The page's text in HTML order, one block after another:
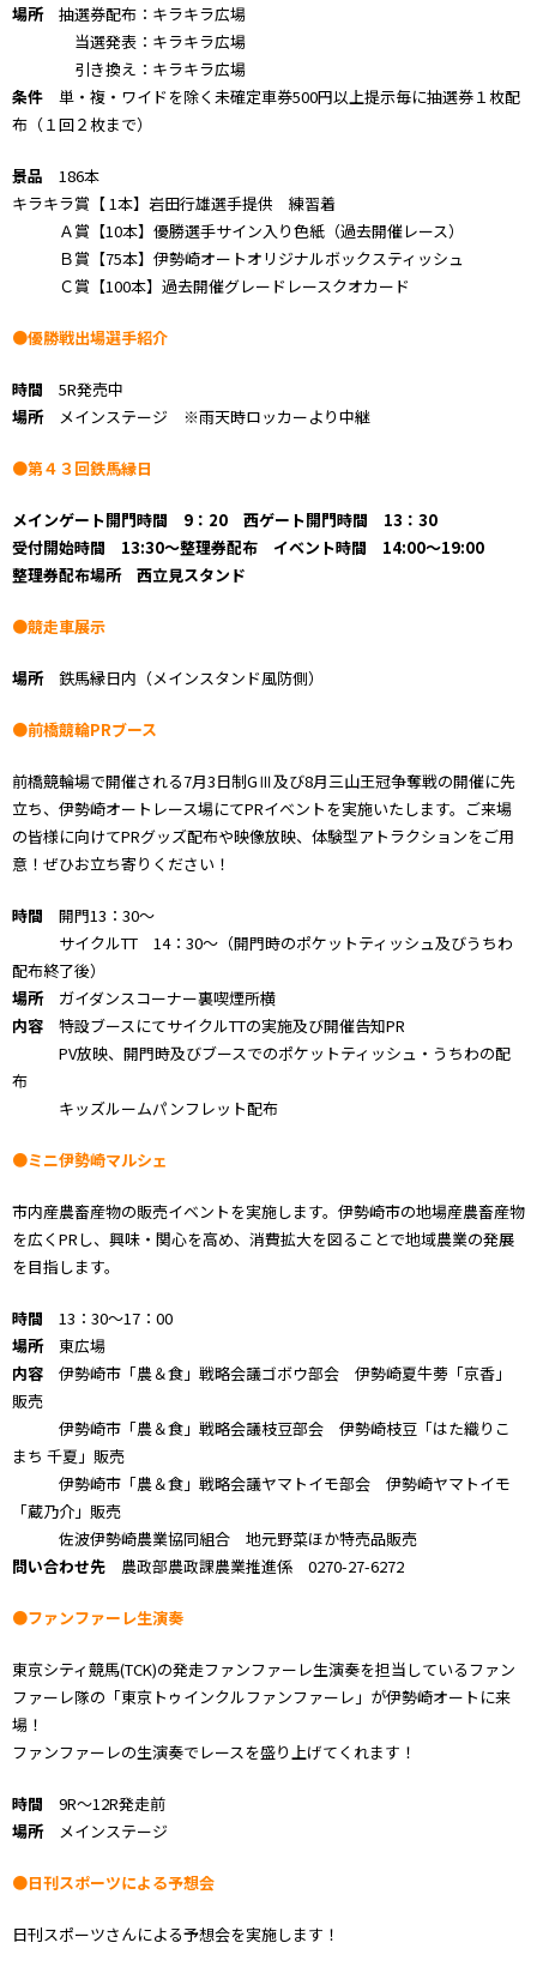
場所抽選券配布：キラキラ広場
当選発表：キラキラ広場
引き換え：キラキラ広場
条件 単・複・ワイドを除く未確定車券500円以上提示毎に抽選券１枚配
布（１回２枚まで）
景品 186本
キラキラ賞【 1本】岩田行雄選手提供 練習着
Ａ賞【10本】優勝選手サイン入り色紙（過去開催レース）
Ｂ賞【75本】伊勢崎オートオリジナルボックスティッシュ
Ｃ賞【100本】過去開催グレードレースクオカード
●優勝戦出場選手紹介
時間 5R発売中
場所メインステージ ※雨天時ロッカーより中継
●第４３回鉄馬縁日
メインゲート開門時間 9：20 西ゲート開門時間 13：30
受付開始時間
13:30～整理券配布 イベント時間
14:00～19:00
整理券配布場所 西立見スタンド
●競走車展示
場所鉄馬縁日内（メインスタンド風防側）
●前橋競輪PRブース
前橋競輪場で開催される7月3日制GⅢ及び8月三山王冠争奪戦の開催に先
立ち、伊勢崎オートレース場にてPRイベントを実施いたします。ご来場
の皆様に向けてPRグッズ配布や映像放映、体験型アトラクションをご用
意！ぜひお立ち寄りください！
時間 開門13：30～
サイクルTT 14：30～（開門時のポケットティッシュ及びうちわ
配布終了後）
場所 ガイダンスコーナー裏喫煙所横
内容 特設ブースにてサイクルTTの実施及び開催告知PR
PV放映、開門時及びブースでのポケットティッシュ・うちわの配
布
キッズルームパンフレット配布
●ミニ伊勢崎マルシェ
市内産農畜産物の販売イベントを実施します。伊勢崎市の地場産農畜産物
を広くPRし、興味・関心を高め、消費拡大を図ることで地域農業の発展
を目指します。
時間 13：30～17：00
場所 東広場
内容 伊勢崎市「農＆食」戦略会議ゴボウ部会
伊勢崎夏牛蒡「京香」
販売
伊勢崎市「農＆食」戦略会議枝豆部会 伊勢崎枝豆「はた織りこ
まち 千夏」販売
伊勢崎市「農＆食」戦略会議ヤマトイモ部会 伊勢崎ヤマトイモ
「蔵乃介」販売
佐波伊勢崎農業協同組合 地元野菜ほか特売品販売
問い合わせ先 農政部農政課農業推進係 0270-27-6272
●ファンファーレ生演奏
東京シティ競馬(TCK)の発走ファンファーレ生演奏を担当しているファン
ファーレ隊の「東京トゥインクルファンファーレ」が伊勢崎オートに来
場！
ファンファーレの生演奏でレースを盛り上げてくれます！
時間 9R～12R発走前
場所メインステージ
●日刊スポーツによる予想会
日刊スポーツさんによる予想会を実施します！